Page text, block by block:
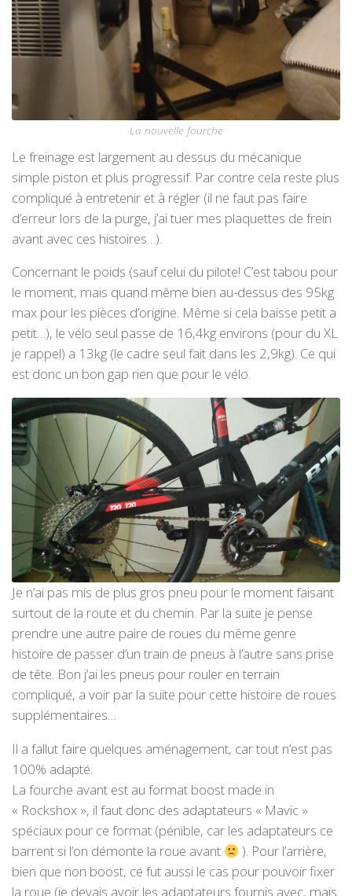
La nouvelle fourche
Le freinage est largement au dessus du mécanique
simple piston et plus progressif. Par contre cela reste plus
compliqué à entretenir et à régler (il ne faut pas faire
d’erreur lors de la purge, j’ai tuer mes plaquettes de frein
avant avec ces histoires…).
Concernant le poids (sauf celui du pilote! C’est tabou pour
le moment, mais quand même bien au-dessus des 95kg
max pour les pièces d’origine. Même si cela baisse petit a
petit…), le vélo seul passe de 16,4kg environs (pour du XL
je rappel) a 13kg (le cadre seul fait dans les 2,9kg). Ce qui
est donc un bon gap rien que pour le vélo.
Je n’ai pas mis de plus gros pneu pour le moment faisant
surtout de la route et du chemin. Par la suite je pense
prendre une autre paire de roues du même genre
histoire de passer d’un train de pneus à l’autre sans prise
de tête. Bon j’ai les pneus pour rouler en terrain
compliqué, a voir par la suite pour cette histoire de roues
supplémentaires…
Il a fallut faire quelques aménagement, car tout n’est pas
100% adapté.
La fourche avant est au format boost made in
« Rockshox », il faut donc des adaptateurs « Mavic »
spéciaux pour ce format (pénible, car les adaptateurs ce
barrent si l’on démonte la roue avant
). Pour l’arrière,
bien que non boost, ce fut aussi le cas pour pouvoir fixer
la roue (je devais avoir les adaptateurs fournis avec, mais